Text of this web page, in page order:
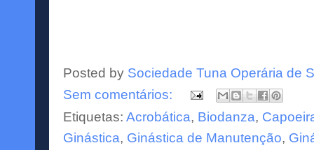
Posted by Sociedade Tuna Operária de
Sem comentários:
Etiquetas: Acrobática, Biodanza,
Ginástica, Ginástica de Manutenção,